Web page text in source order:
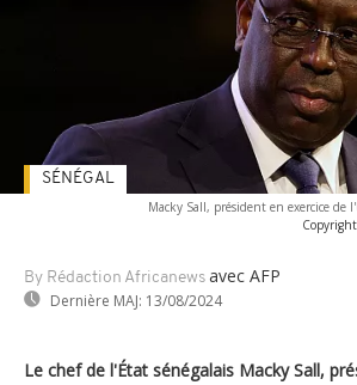
Macky Sall, président en exercice de
By Rédaction Africanews avec AFP
Dernière MAJ: 13/08/2024
SÉNÉGAL
Le chef de l'État sénégalais Macky Sall,